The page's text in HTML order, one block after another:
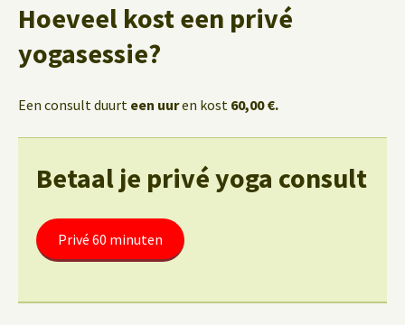
Hoeveel kost een privé
yogasessie?
Een consult duurt een uuren kost 60,00 €.
Betaal je privé yoga consult
Privé 60 minuten